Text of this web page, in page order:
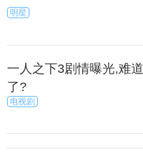
葡萄
籽中的花青配糖体
的物质，但是如果想
用葡萄酿成的酒能够具
明星
一人之下3剧情曝光,难
了?
电视剧